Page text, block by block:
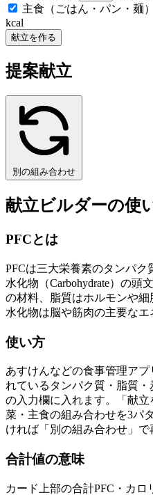
主食（ごはん・パン・麺
kcal
献立を作る
提案献立
別の組み合わせ
献立ビルダーの使
PFCとは
PFCは三大栄養素のタンパク
水化物（Carbohydrate）の頭
の材料、脂質はホルモンや
水化物は脳や筋肉の主要なエ
使い方
あすけんなどの食事管理ア
れているタンパク質・脂質
の入力欄に入れます。「献
菜・主食の組み合わせを3パ
ければ「別の組み合わせ」で
合計値の意味
カード上部の合計PFC・カロ